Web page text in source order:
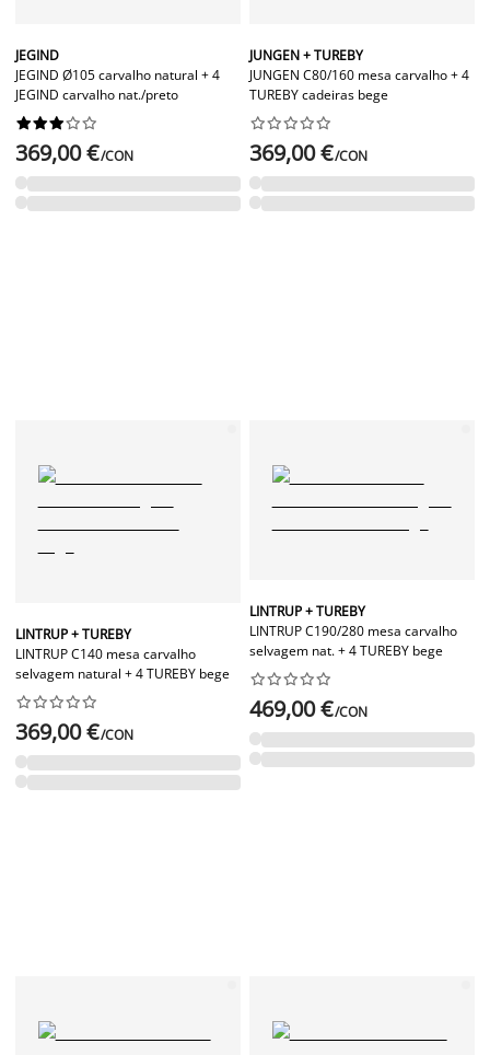
JEGIND
JEGIND Ø105 carvalho natural + 4
JEGIND carvalho nat./preto






369,00 €/CON
JUNGEN + TUREBY
JUNGEN C80/160 mesa carvalho + 4
TUREBY cadeiras bege






369,00 €/CON
LINTRUP + TUREBY
LINTRUP C140 mesa carvalho
selvagem natural + 4 TUREBY bege






369,00 €/CON
LINTRUP + TUREBY
LINTRUP C190/280 mesa carvalho
selvagem nat. + 4 TUREBY bege






469,00 €/CON